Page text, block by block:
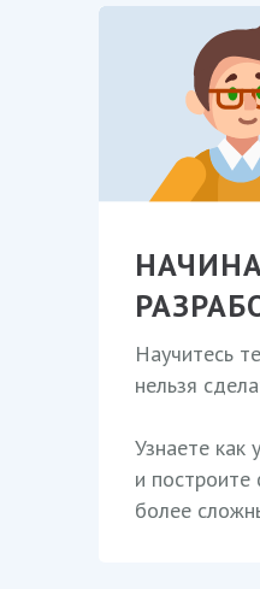
Научитесь
нельзя
Узнаете как
и
более